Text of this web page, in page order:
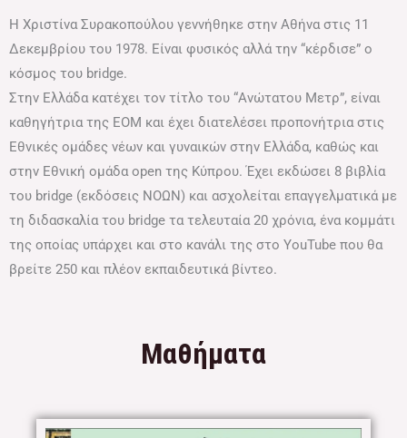
Η Χριστίνα Συρακοπούλου γεννήθηκε στην Αθήνα στις 11
Δεκεμβρίου του 1978. Είναι φυσικός αλλά την “κέρδισε” ο
κόσμος του bridge.
Στην Ελλάδα κατέχει τον τίτλο του “Ανώτατου Μετρ”, είναι
καθηγήτρια της ΕΟΜ και έχει διατελέσει προπονήτρια στις
Εθνικές ομάδες νέων και γυναικών στην Ελλάδα, καθώς και
στην Εθνική ομάδα open της Κύπρου. Έχει εκδώσει 8 βιβλία
του bridge (εκδόσεις ΝΟΩΝ) και ασχολείται επαγγελματικά με
τη διδασκαλία του bridge τα τελευταία 20 χρόνια, ένα κομμάτι
της οποίας υπάρχει και στο κανάλι της στο YouTube που θα
βρείτε 250 και πλέον εκπαιδευτικά βίντεο.
Μαθήματα